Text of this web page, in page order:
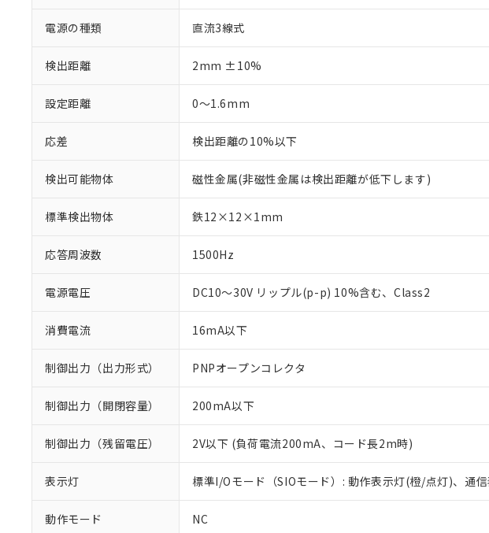
電源の種類 直流3線式
検出距離 2mm ±10%
設定距離 0～1.6mm
応差 検出距離の10%以下
検出可能物体 磁性金属(非磁性金属は検出距離が低下します)
標準検出物体 鉄12×12×1mm
応答周波数 1500Hz
電源電圧 DC10～30V リップル(p-p) 10%含む、Class2
消費電流 16mA以下
制御出力（出力形式） PNPオープンコレクタ
制御出力（開閉容量） 200mA以下
制御出力（残留電圧） 2V以下 (負荷電流200mA、コード長2m時)
表示灯 標準I/Oモード（SIOモード）: 動作表示灯(橙/点灯)、通
動作モード NC
対応済み：EU RoHS指令（10物質）の非
対応予定：EU RoHS指令（10物質）の非含
対応予定なし：EU RoHS指令（10物質）の